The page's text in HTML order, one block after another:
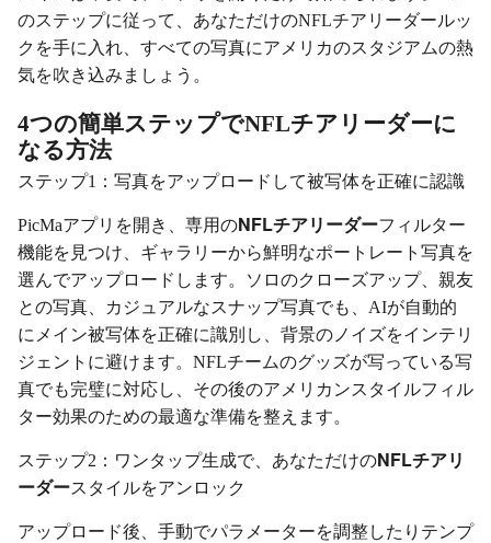
のステップに従って、あなただけのNFLチアリーダールッ
クを手に入れ、すべての写真にアメリカのスタジアムの熱
気を吹き込みましょう。
4つの簡単ステップでNFLチアリーダーに
なる方法
ステップ1：写真をアップロードして被写体を正確に認識
PicMaアプリを開き、専用のNFLチアリーダーフィルター
機能を見つけ、ギャラリーから鮮明なポートレート写真を
選んでアップロードします。ソロのクローズアップ、親友
との写真、カジュアルなスナップ写真でも、AIが自動的
にメイン被写体を正確に識別し、背景のノイズをインテリ
ジェントに避けます。NFLチームのグッズが写っている写
真でも完璧に対応し、その後のアメリカンスタイルフィル
ター効果のための最適な準備を整えます。
ステップ2：ワンタップ生成で、あなただけのNFLチアリ
ーダースタイルをアンロック
アップロード後、手動でパラメーターを調整したりテンプ